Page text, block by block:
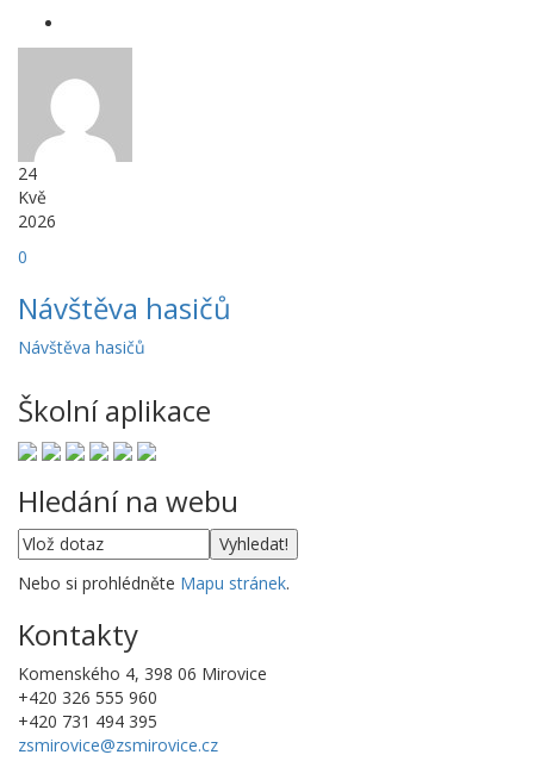
24
Kvě
2026
0
Návštěva hasičů
Návštěva hasičů
Školní aplikace
Hledání na webu
Nebo si prohlédněte Mapu stránek.
Kontakty
Komenského 4, 398 06 Mirovice
+420 326 555 960
+420 731 494 395
zsmirovice@zsmirovice.cz